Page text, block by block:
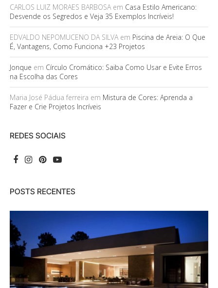
CARLOS LUIZ MORAES BARBOSAem Casa Estilo Americano:
Desvende os Segredos e Veja 35 Exemplos Incríveis!
EDVALDO NEPOMUCENO DA SILVAem Piscina de Areia: O Que
É, Vantagens, Como Funciona +23 Projetos
Jonque em Círculo Cromático: Saiba Como Usar e Evite Erros
na Escolha das Cores
Maria José Pádua ferreira em Mistura de Cores: Aprenda a
Fazer e Crie Projetos Incríveis
REDES SOCIAIS
POSTS RECENTES